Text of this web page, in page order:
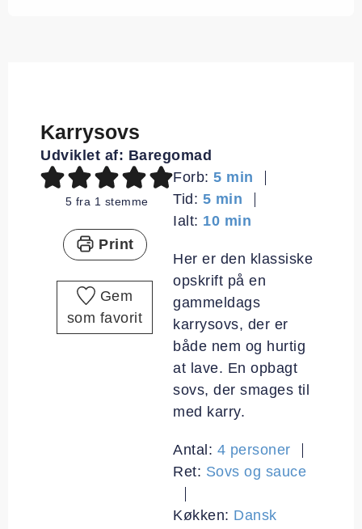
Karrysovs
Udviklet af: Baregomad
5 fra 1 stemme
Print
Gem
som favorit
Forb:5minutter
min
Tid: 5minutter
min
Ialt: 10minutter
min
Her er den klassiske
opskrift på en
gammeldags
karrysovs, der er
både nem og hurtig
at lave. En opbagt
sovs, der smages til
med karry.
Antal: 4 personer
Ret: Sovs og sauce
Køkken: Dansk